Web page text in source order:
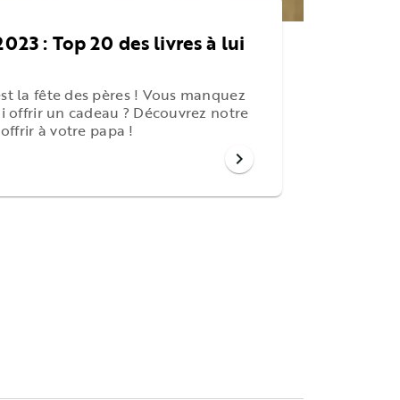
: Top 20 des livres à lui
la fête des pères ! Vous manquez
offrir un cadeau ? Découvrez notre
à votre papa !
chevron_right